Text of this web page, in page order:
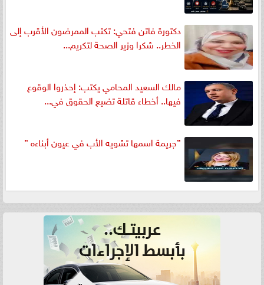
دكتورة فاتن فتحي: تكتب الممرضون الأقرب إلى
الخطر.. شكرا وزير الصحة لتكريم...
مالك السعيد المحامي يكتب: إحذروا الوقوع
فيها.. أخطاء قاتلة تضيع الحقوق في...
”جريمة اسمها تشويه الأب في عيون أبناءه ”